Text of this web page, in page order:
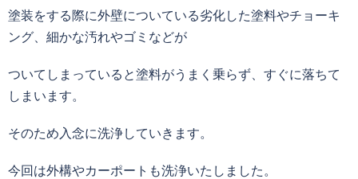
塗装をする際に外壁についている劣化した塗料やチョーキ
ング、細かな汚れやゴミなどが
ついてしまっていると塗料がうまく乗らず、すぐに落ちて
しまいます。
そのため入念に洗浄していきます。
今回は外構やカーポートも洗浄いたしました。